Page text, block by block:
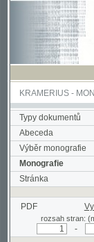
KRAMERIUS-
Typy dokumentů
Abeceda
Výběr monografie
Monografie
Stránka
PDF
rozsah stran: